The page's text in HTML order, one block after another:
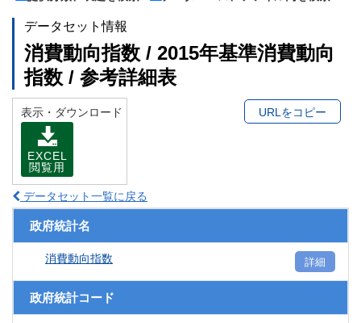
データセット情報
消費動向指数 / 2015年基準消費動向
指数 / 参考詳細表
表示・ダウンロード
EXCEL
閲覧用
URLをコピー
データセット一覧に戻る
政府統計名
消費動向指数 詳細
政府統計コード